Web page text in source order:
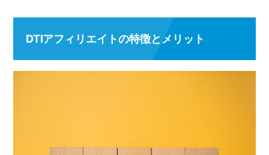
DTIアフィリエイトの特徴とメリット